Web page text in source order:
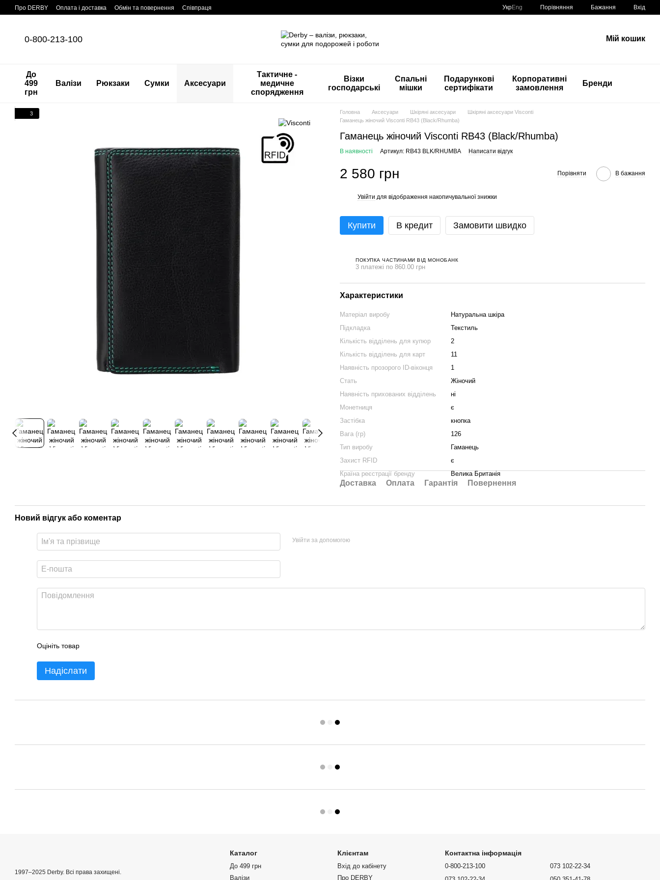
Перейти до основного контенту
Про DERBY Оплата і доставка Обмін та повернення Співпраця УкрEng Порівняння Бажання Вхід
0-800-213-100 Мій кошик
До
499
грн
Валізи Рюкзаки Сумки Аксесуари
Тактичне -
медичне
спорядження
Візки
господарські
Спальні
мішки
Подарункові
сертифікати
Корпоративні
замовлення
Бренди
3 Головна Аксесуари Шкіряні аксесуари
Шкіряні аксесуари Visconti
Гаманець жіночий Visconti RB43 (Black/Rhumba)
Гаманець жіночий Visconti RB43 (Black/Rhumba)
В наявності Артикул: RB43 BLK/RHUMBA Написати відгук
2 580 грн Порівняти В бажання
Увійти для відображення накопичувальної знижки
Купити В кредит Замовити швидко
ПОКУПКА ЧАСТИНАМИ ВІД МОНОБАНК
3 платежі по 860.00 грн
Характеристики
Матеріал виробу
Натуральна шкіра
Підкладка
Текстиль
Кількість відділень для купюр
2
Кількість відділень для карт
11
Наявність прозорого ID-віконця
1
Стать
Жіночий
Наявність прихованих відділень
ні
Монетниця
є
Застібка
кнопка
Вага (гр)
126
Тип виробу
Гаманець
Захист RFID
є
Країна реєстрації бренду
Велика Британія
Доставка Оплата Гарантія Повернення
Новий відгук або коментар
Увійти за допомогою
Оцініть товар
Надіслати
1997–2025 Derby. Всі права захищені.
Каталог
До 499 грн
Валізи
Клієнтам
Вхід до кабінету
Про DERBY
Контактна інформація
0-800-213-100
073 102-22-34